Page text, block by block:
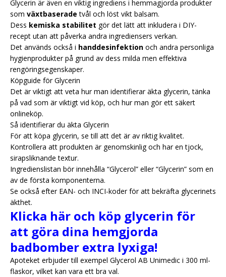
Glycerin är även en viktig ingrediens i hemmagjorda produkter
som växtbaserade tvål och löst vikt balsam.
Dess kemiska stabilitet gör det lätt att inkludera i DIY-
recept utan att påverka andra ingrediensers verkan.
Det används också i handdesinfektion och andra personliga
hygienprodukter på grund av dess milda men effektiva
rengöringsegenskaper.
Köpguide för Glycerin
Det är viktigt att veta hur man identifierar äkta glycerin, tänka
på vad som är viktigt vid köp, och hur man gör ett säkert
onlineköp.
Så identifierar du äkta Glycerin
För att köpa glycerin, se till att det är av riktig kvalitet.
Kontrollera att produkten är genomskinlig och har en tjock,
sirapsliknande textur.
Ingredienslistan bör innehålla “Glycerol” eller “Glycerin” som en
av de första komponenterna.
Se också efter EAN- och INCI-koder för att bekräfta glycerinets
äkthet.
Klicka här och köp glycerin för
att göra dina hemgjorda
badbomber extra lyxiga!
Apoteket erbjuder till exempel Glycerol AB Unimedic i 300 ml-
flaskor, vilket kan vara ett bra val.